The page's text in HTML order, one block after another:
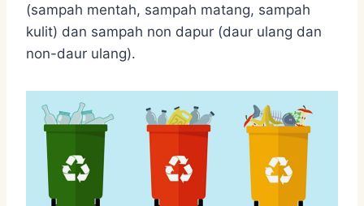
(sampah mentah, sampah matang, sampah
kulit) dan sampah non dapur (daur ulang dan
non-daur ulang).